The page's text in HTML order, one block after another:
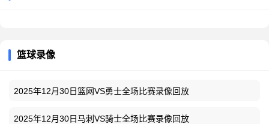
篮球录像
2025年12月30日篮网VS勇士全场比赛录像回放
2025年12月30日马刺VS骑士全场比赛录像回放